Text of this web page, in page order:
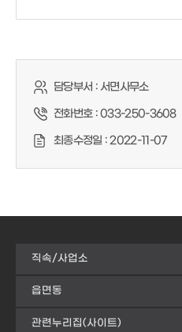
담당부서 :서면사무소
전화번호 :033-250-3608
최종수정일 :2022-11-07
직속/사업소
읍면동
관련누리집(사이트)